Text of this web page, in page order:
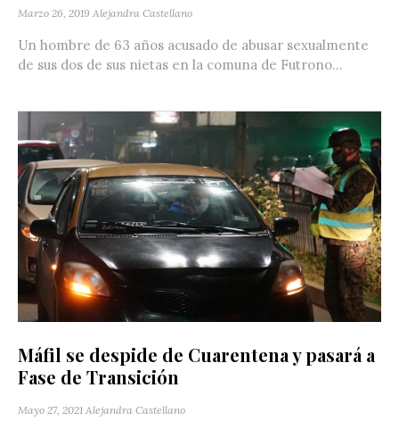
Marzo 26, 2019 Alejandra Castellano
Un hombre de 63 años acusado de abusar sexualmente
de sus dos de sus nietas en la comuna de Futrono...
Máfil se despide de Cuarentena y pasará a
Fase de Transición
Mayo 27, 2021 Alejandra Castellano